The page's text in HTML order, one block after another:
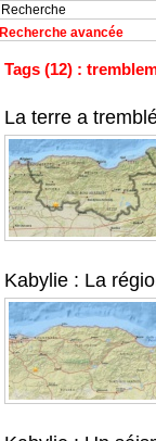
Recherche avancée
Tags (12) :
La terre a
Kabylie : La